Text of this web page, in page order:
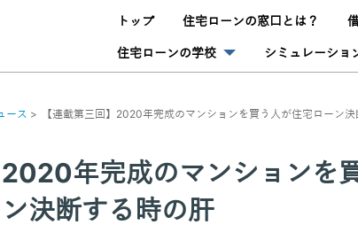
トップ 住宅ローンの窓口とは？
住宅ローンの学校 シミュレーショ
ース 【連載第三回】2020年完成のマンションを買う人が住宅ローン
2020年完成のマンションを
決断する時の肝